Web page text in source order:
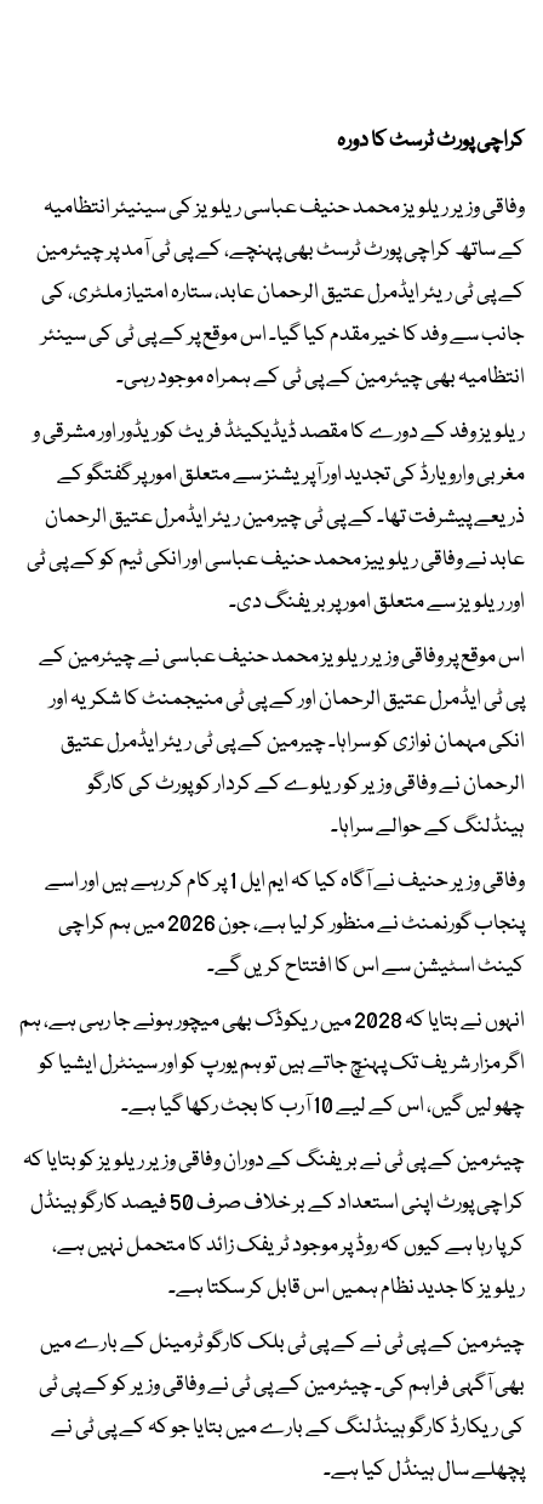
کراچی پورٹ ٹرسٹ کا دورہ
وفاقی وزیر ریلویز محمد حنیف عباسی ریلویز کی سینیئر انتظامیہ
کے ساتھ کراچی پورٹ ٹرسٹ بھی پہنچے، کے پی ٹی آمد پر چیئرمین
کے پی ٹی ریئر ایڈمرل عتیق الرحمان عابد، ستارہ امتیاز ملٹری، کی
جانب سے وفد کا خیر مقدم کیا گیا۔ اس موقع پر کے پی ٹی کی سینئر
انتظامیہ بھی چیئرمین کے پی ٹی کے ہمراہ موجود رہی۔
ریلویز وفد کے دورے کا مقصد ڈیڈیکیٹڈ فریٹ کوریڈور اور مشرقی و
مغربی وارو یارڈ کی تجدید اور آپریشنز سے متعلق امور پر گفتگو کے
ذریعے پیشرفت تھا۔ کے پی ٹی چیرمین ریئر ایڈمرل عتیق الرحمان
عابد نے وفاقی ریلوییز محمد حنیف عباسی اور انکی ٹیم کو کے پی ٹی
اور ریلویز سے متعلق امور پر بریفنگ دی۔
اس موقع پر وفاقی وزیر ریلویز محمد حنیف عباسی نے چیئرمین کے
پی ٹی ایڈمرل عتیق الرحمان اور کے پی ٹی منیجمنٹ کا شکریہ اور
انکی مہمان نوازی کو سراہا۔ چیرمین کے پی ٹی ریئر ایڈمرل عتیق
الرحمان نے وفاقی وزیر کو ریلوے کے کردار کو پورٹ کی کارگو
ہینڈلنگ کے حوالے سراہا۔
وفاقی وزیر حنیف نے آگاہ کیا کہ ایم ایل 1 پر کام کر رہے ہیں اور اسے
پنجاب گورنمنٹ نے منظور کر لیا ہے، جون 2026 میں ہم کراچی
کینٹ اسٹیشن سے اس کا افتتاح کریں گے۔
انہوں نے بتایا کہ 2028 میں ریکوڈک بھی میچور ہونے جا رہی ہے، ہم
اگر مزار شریف تک پہنچ جاتے ہیں تو ہم یورپ کو اور سینٹرل ایشیا کو
چھو لیں گیں، اس کے لیے 10 آرب کا بجٹ رکھا گیا ہے۔
چیئرمین کے پی ٹی نے بریفنگ کے دوران وفاقی وزیر ریلویز کو بتایا کہ
کراچی پورٹ اپنی استعداد کے بر خلاف صرف 50 فیصد کارگو ہینڈل
کر پا رہا ہے کیوں کہ روڈ پر موجود ٹریفک زائد کا متحمل نہیں ہے،
ریلویز کا جدید نظام ہمیں اس قابل کر سکتا ہے۔
چیئرمین کے پی ٹی نے کے پی ٹی بلک کارگو ٹرمینل کے بارے میں
بھی آگہی فراہم کی۔ چیئرمین کے پی ٹی نے وفاقی وزیر کو کے پی ٹی
کی ریکارڈ کارگو ہینڈلنگ کے بارے میں بتایا جو کہ کے پی ٹی نے
پچھلے سال ہینڈل کیا ہے۔